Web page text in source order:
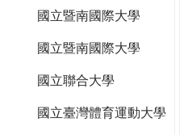
國立暨南國際大學
國立暨南國際大學
國立聯合大學
國立臺灣體育運動大學